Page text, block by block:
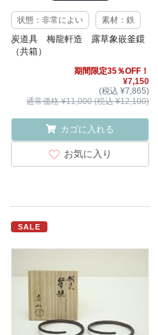
状態：非常によい 素材：鉄
炭道具 梅龍軒造 露草象嵌釜鐶
（共箱）
期間限定35％OFF！
¥7,150
(税込 ¥7,865)
通常価格 ¥11,000 (税込 ¥12,100)
カゴに入れる
お気に入り
SALE